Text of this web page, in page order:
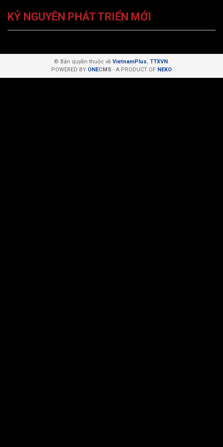
KỶ NGUYÊN PHÁT TRIỂN MỚI
© Bản quyền thuộc về VietnamPlus, TTXVN.
POWERED BY ONECMS - A PRODUCT OF NEKO